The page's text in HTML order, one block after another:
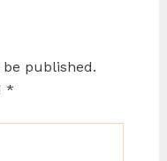
published.
*